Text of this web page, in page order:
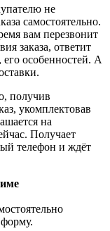
не
самостоятельно.
вам перезвонит
заказа, ответит
его особенностей. А
получив
укомплектовав
на
Получает
телефон и ждёт